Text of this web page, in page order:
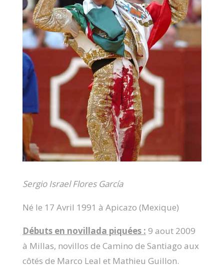
Sergio Israel Flores García
Né le 17 Avril 1991 à Apicazo (Mexique)
Débuts en novillada piquées : 9 aout 2009
à Millas, novillos de Camino de Santiago aux
côtés de Marco Leal et Mathieu Guillon.